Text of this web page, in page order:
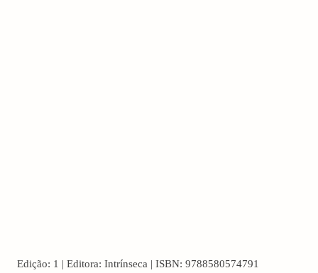
Edição: 1 | Editora: Intrínseca | ISBN: 9788580574791